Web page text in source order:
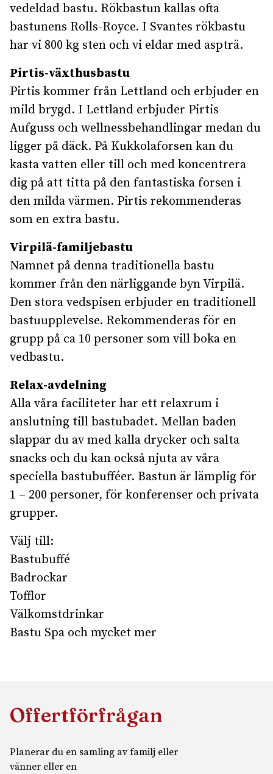
vedeldad bastu. Rökbastun kallas ofta
bastunens Rolls-Royce. I Svantes rökbastu
har vi 800 kg sten och vi eldar med aspträ.
Pirtis-växthusbastu
Pirtis kommer från Lettland och erbjuder en
mild brygd. I Lettland erbjuder Pirtis
Aufguss och wellnessbehandlingar medan du
ligger på däck. På Kukkolaforsen kan du
kasta vatten eller till och med koncentrera
dig på att titta på den fantastiska forsen i
den milda värmen. Pirtis rekommenderas
som en extra bastu.
Virpilä-familjebastu
Namnet på denna traditionella bastu
kommer från den närliggande byn Virpilä.
Den stora vedspisen erbjuder en traditionell
bastuupplevelse. Rekommenderas för en
grupp på ca 10 personer som vill boka en
vedbastu.
Relax-avdelning
Alla våra faciliteter har ett relaxrum i
anslutning till bastubadet. Mellan baden
slappar du av med kalla drycker och salta
snacks och du kan också njuta av våra
speciella bastubufféer. Bastun är lämplig för
1 – 200 personer, för konferenser och privata
grupper.
Välj till:
Bastubuffé
Badrockar
Tofflor
Välkomstdrinkar
Bastu Spa och mycket mer
Offertförfrågan
Planerar du en samling av familj eller
vänner eller en